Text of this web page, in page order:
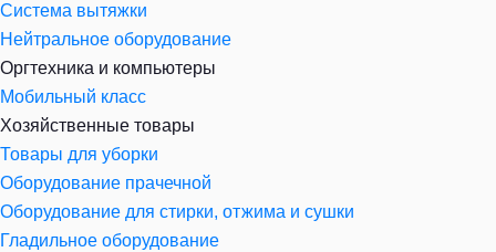
Система вытяжки
Нейтральное оборудование
Оргтехника и компьютеры
Мобильный класс
Хозяйственные товары
Товары для уборки
Оборудование прачечной
Оборудование для стирки, отжима и сушки
Гладильное оборудование